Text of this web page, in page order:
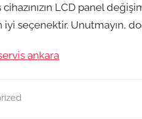
cihazınızın LCD panel
iyi seçenektir. Unutmayın,
ankara